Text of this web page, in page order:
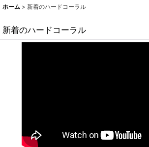
ホーム > 新着のハードコーラル
新着のハードコーラル